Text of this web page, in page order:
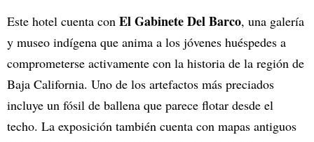
Este hotel cuenta con El Gabinete Del Barco, una galería
y museo indígena que anima a los jóvenes huéspedes a
comprometerse activamente con la historia de la región de
Baja California. Uno de los artefactos más preciados
incluye un fósil de ballena que parece flotar desde el
techo. La exposición también cuenta con mapas antiguos